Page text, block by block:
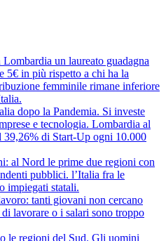
un laureato guadagna
5€ in più rispetto a chi ha la
femminile rimane inferiore
dopo la Pandemia. Si investe
e tecnologia. Lombardia al
di Start-Up ogni 10.000
al Nord le prime due regioni con
pubblici. l’Italia fra le
impiegati statali.
tanti giovani non cercano
lavorare o i salari sono troppo
le regioni del Sud. Gli uomini